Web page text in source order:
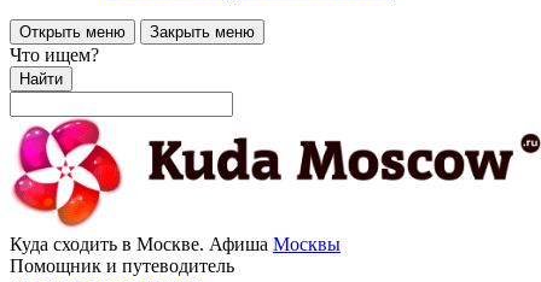
Открыть меню Закрыть меню
Что ищем?
Найти
Куда сходить в Москве. Афиша Москвы
Помощник и путеводитель